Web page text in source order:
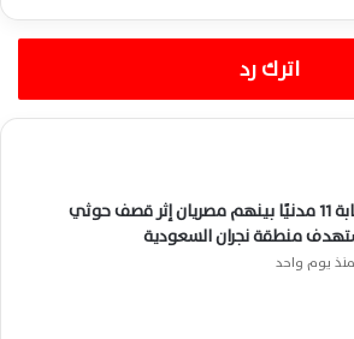
اترك رد
إصابة 11 مدنيًا بينهم مصريان إثر قصف حوثي
منطقة نجران السعودية
منذ يوم واحد